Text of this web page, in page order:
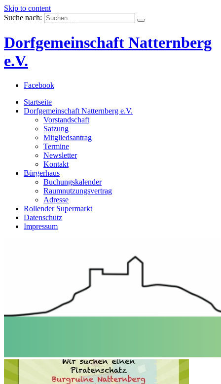
Skip to content
Suche nach:
Dorfgemeinschaft Natternberg
e.V.
Facebook
Startseite
Dorfgemeinschaft Natternberg e.V.
Vorstandschaft
Satzung
Mitgliedsantrag
Termine
Newsletter
Kontakt
Bürgerhaus
Buchungskalender
Raumnutzungsvertrag
Adresse
Rollender Supermarkt
Datenschutz
Impressum